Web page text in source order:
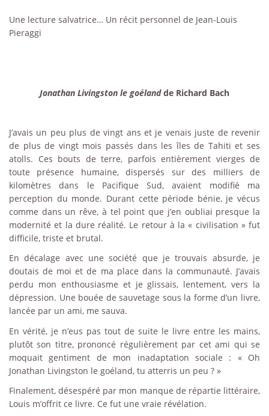
Une lecture salvatrice… Un récit personnel de Jean-Louis
Pieraggi
Jonathan Livingston le goélandde Richard Bach
J’avais un peu plus de vingt ans et je venais juste de revenir
de plus de vingt mois passés dans les îles de Tahiti et ses
atolls. Ces bouts de terre, parfois entièrement vierges de
toute présence humaine, dispersés sur des milliers de
kilomètres dans le Pacifique Sud, avaient modifié ma
perception du monde. Durant cette période bénie, je vécus
comme dans un rêve, à tel point que j’en oubliai presque la
modernité et la dure réalité. Le retour à la « civilisation » fut
difficile, triste et brutal.
En décalage avec une société que je trouvais absurde, je
doutais de moi et de ma place dans la communauté. J’avais
perdu mon enthousiasme et je glissais, lentement, vers la
dépression. Une bouée de sauvetage sous la forme d’un livre,
lancée par un ami, me sauva.
En vérité, je n’eus pas tout de suite le livre entre les mains,
plutôt son titre, prononcé régulièrement par cet ami qui se
moquait gentiment de mon inadaptation sociale : « Oh
Jonathan Livingston le goéland, tu atterris un peu ? »
Finalement, désespéré par mon manque de répartie littéraire,
Louis m’offrit ce livre. Ce fut une vraie révélation.